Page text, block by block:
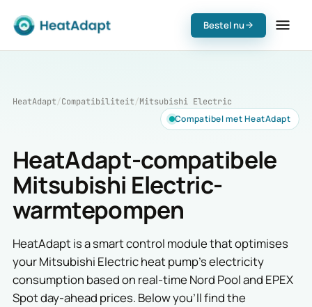
Bestel nu
HeatAdapt/Compatibiliteit/Mitsubishi Electric
Compatibel met HeatAdapt
HeatAdapt-compatibele
Mitsubishi Electric-
warmtepompen
HeatAdapt is a smart control module that optimises
your Mitsubishi Electric heat pump's electricity
consumption based on real-time Nord Pool and EPEX
Spot day-ahead prices. Below you'll find the